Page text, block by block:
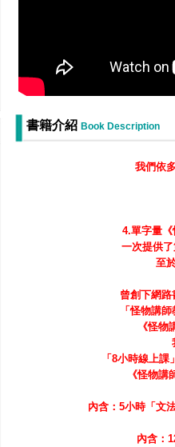
書籍介紹 Book Description
我們依
4.單字量
一次提供
至
曾創下網路
「怪物講
《怪物
「 8小時線上課
《怪物講
內含： 5小時「文
內含：